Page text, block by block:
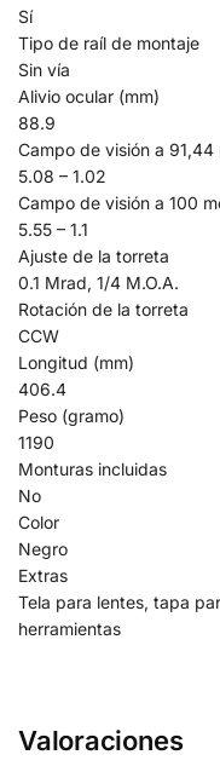
Sí
Tipo de raíl de montaje
Sin vía
Alivio ocular (mm)
88.9
Campo de visión a 91,44
5.08 – 1.02
Campo de visión a 100
5.55 – 1.1
Ajuste de la torreta
0.1 Mrad, 1/4 M.O.A.
Rotación de la torreta
CCW
Longitud (mm)
406.4
Peso (gramo)
1190
Monturas incluidas
No
Color
Negro
Extras
Tela para lentes, tapa
herramientas
Valoraciones